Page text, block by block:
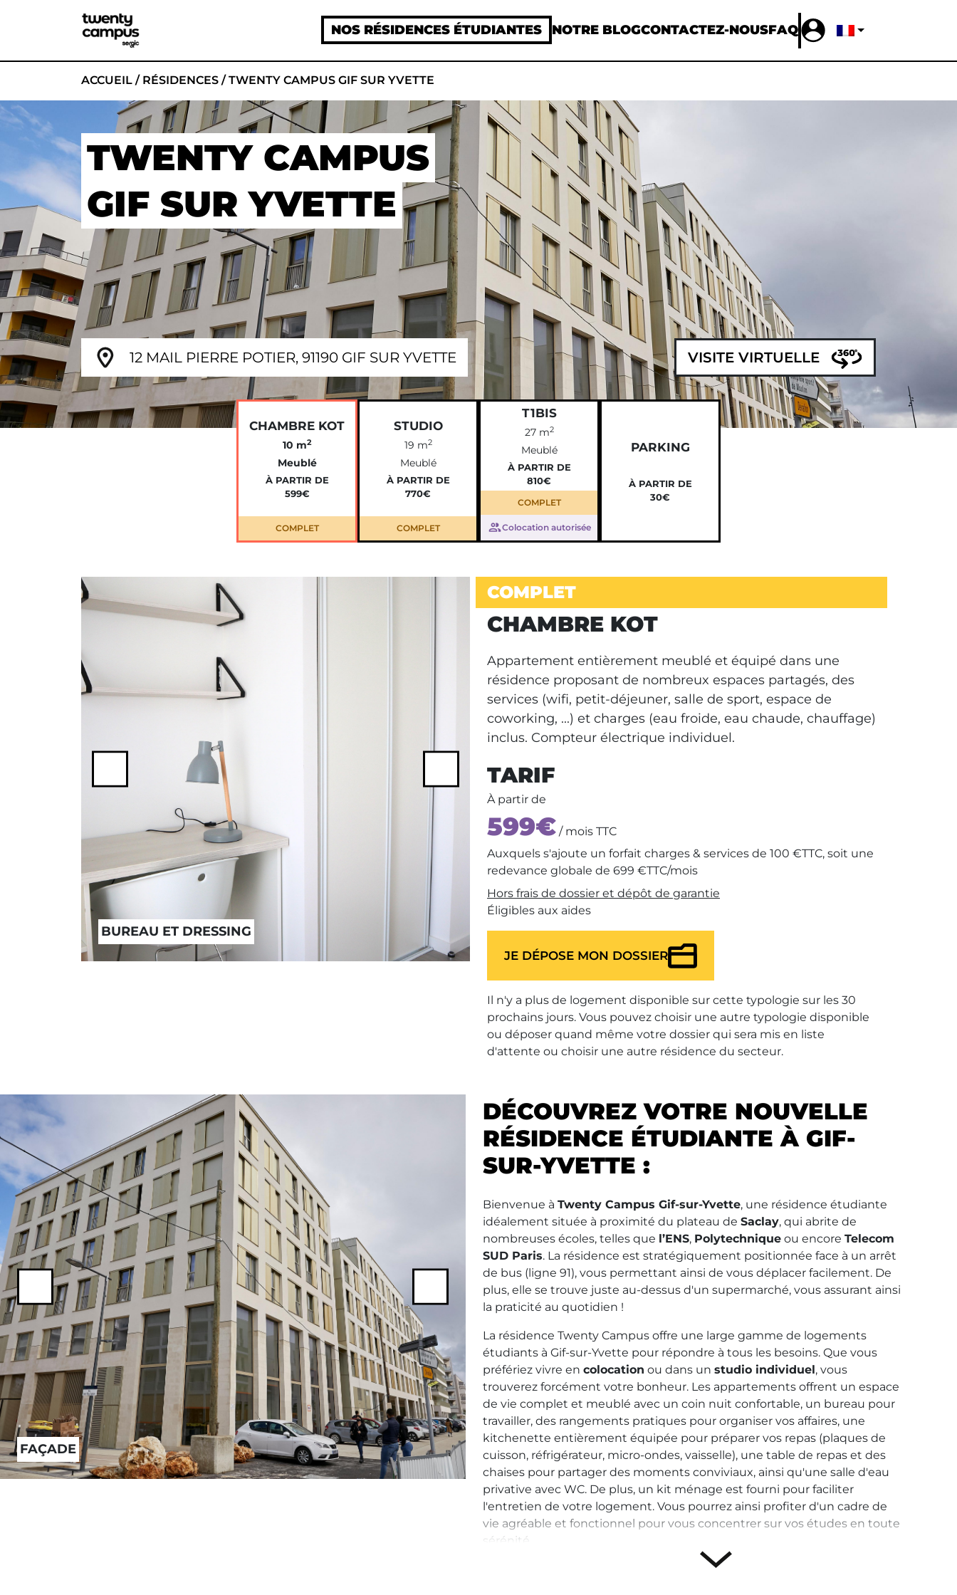
NOS RÉSIDENCES ÉTUDIANTES NOTRE BLOGCONTACTEZ-NOUSFAQ
ACCUEIL / RÉSIDENCES /TWENTY CAMPUS GIF SUR YVETTE
TWENTY CAMPUS
GIF SUR YVETTE
12 MAIL PIERRE POTIER, 91190 GIF SUR YVETTE VISITE VIRTUELLE
CHAMBRE KOT
10 m2
Meublé
À PARTIR DE
599€
COMPLET
STUDIO
19 m2
Meublé
À PARTIR DE
770€
COMPLET
T1BIS
27 m2
Meublé
À PARTIR DE
810€
COMPLET
Colocation autorisée
PARKING
À PARTIR DE
30€
COMPLET
CHAMBRE KOT
Appartement entièrement meublé et équipé dans une
résidence proposant de nombreux espaces partagés, des
services (wifi, petit-déjeuner, salle de sport, espace de
coworking, ...) et charges (eau froide, eau chaude, chauffage)
inclus. Compteur électrique individuel.
TARIF
À partir de
599€ / mois TTC
Auxquels s'ajoute un forfait charges & services de 100 €TTC, soit une
redevance globale de 699 €TTC/mois
Hors frais de dossier et dépôt de garantie
Éligibles aux aides
JE DÉPOSE MON DOSSIER
Il n'y a plus de logement disponible sur cette typologie sur les 30
prochains jours. Vous pouvez choisir une autre typologie disponible
ou déposer quand même votre dossier qui sera mis en liste
d'attente ou choisir une autre résidence du secteur.
BUREAU ET DRESSING
FAÇADE
Previous
DÉCOUVREZ VOTRE NOUVELLE
RÉSIDENCE ÉTUDIANTE À GIF-
SUR-YVETTE :
Bienvenue à Twenty Campus Gif-sur-Yvette, une résidence étudiante
idéalement située à proximité du plateau de Saclay, qui abrite de
nombreuses écoles, telles que l’ENS, Polytechnique ou encore Telecom
SUD Paris. La résidence est stratégiquement positionnée face à un arrêt
de bus (ligne 91), vous permettant ainsi de vous déplacer facilement. De
plus, elle se trouve juste au-dessus d'un supermarché, vous assurant ainsi
la praticité au quotidien !
La résidence Twenty Campus offre une large gamme de logements
étudiants à Gif-sur-Yvette pour répondre à tous les besoins. Que vous
préfériez vivre en colocation ou dans un studio individuel, vous
trouverez forcément votre bonheur. Les appartements offrent un espace
de vie complet et meublé avec un coin nuit confortable, un bureau pour
travailler, des rangements pratiques pour organiser vos affaires, une
kitchenette entièrement équipée pour préparer vos repas (plaques de
cuisson, réfrigérateur, micro-ondes, vaisselle), une table de repas et des
chaises pour partager des moments conviviaux, ainsi qu'une salle d'eau
privative avec WC. De plus, un kit ménage est fourni pour faciliter
l'entretien de votre logement. Vous pourrez ainsi profiter d'un cadre de
vie agréable et fonctionnel pour vous concentrer sur vos études en toute
sérénité.
Lorsque vous choisissez de louer un logement étudiant dans notre